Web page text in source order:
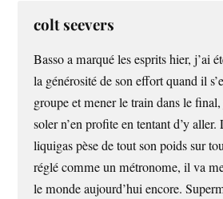
colt seevers
Basso a marqué les esprits hier, j’ai
la générosité de son effort quand il
groupe et mener le train dans le
soler n’en profite en tentant d’y aller.
liquigas pèse de tout son poids sur
réglé comme un métronome, il va
le monde aujourd’hui encore.